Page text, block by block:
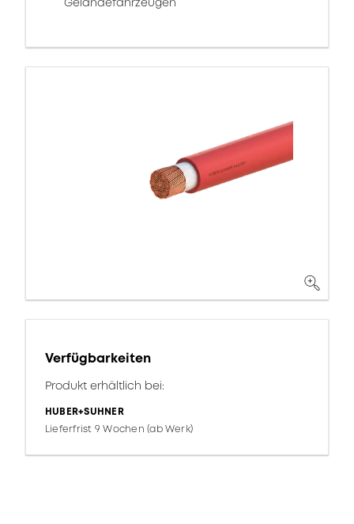
Verfügbarkeiten
Produkt erhältlich bei:
HUBER+SUHNER
Lieferfrist 9 Wochen (ab Werk)